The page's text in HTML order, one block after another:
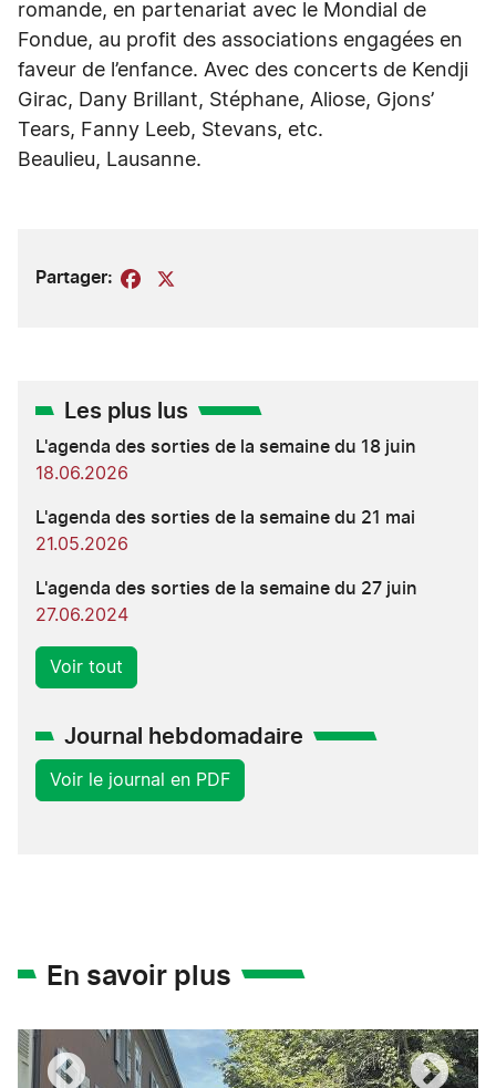
romande, en partenariat avec le Mondial de
Fondue, au profit des associations engagées en
faveur de l’enfance. Avec des concerts de Kendji
Girac, Dany Brillant, Stéphane, Aliose, Gjons’
Tears, Fanny Leeb, Stevans, etc.
Beaulieu, Lausanne.
Partager: Facebook
Les plus lus
L'agenda des sorties de la semaine du 18 juin
18.06.2026
L'agenda des sorties de la semaine du 21 mai
21.05.2026
L'agenda des sorties de la semaine du 27 juin
27.06.2024
Voir tout
Journal hebdomadaire
Voir le journal en PDF
En savoir plus